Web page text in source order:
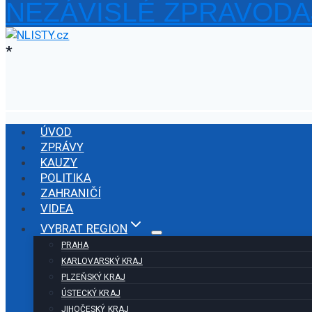
Přeskočit
na
obsah
NEZÁVISLÉ
*
ÚVOD
ZPRÁVY
KAUZY
POLITIKA
ZAHRANIČÍ
VIDEA
VYBRAT REGION
PRAHA
KARLOVARSKÝ KRAJ
PLZEŇSKÝ KRAJ
ÚSTECKÝ KRAJ
JIHOČESKÝ KRAJ